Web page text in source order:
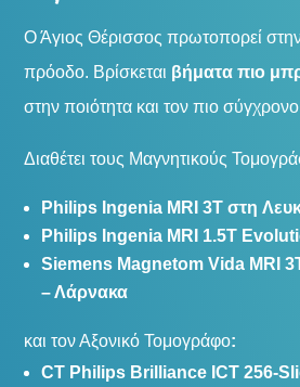
Ο Άγιος Θέρισσος πρωτοπορεί στην
πρόοδο. Βρίσκεται βήματα πιο
στην ποιότητα και τον πιο
Διαθέτει τους Μαγνητικούς
Philips Ingenia MRI 3Tστη
Philips Ingenia MRI 1.5T
Siemens Magnetom Vida MRI
– Λάρνακα
και τον Αξονικό Τομογράφο:
CT Philips Brilliance ICT 256-